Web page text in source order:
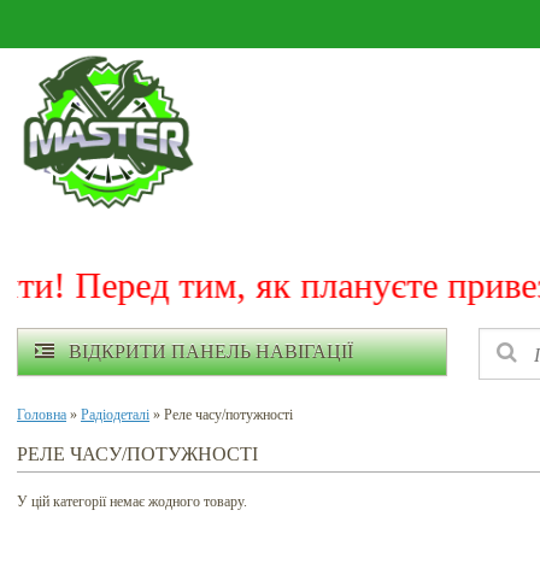
Перед тим, як плануєте
ВІДКРИТИ ПАНЕЛЬ НАВІГАЦІЇ
Головна » Радіодеталі » Реле часу/потужності
РЕЛЕ ЧАСУ/ПОТУЖНОСТІ
У цій категорії немає жодного товару.